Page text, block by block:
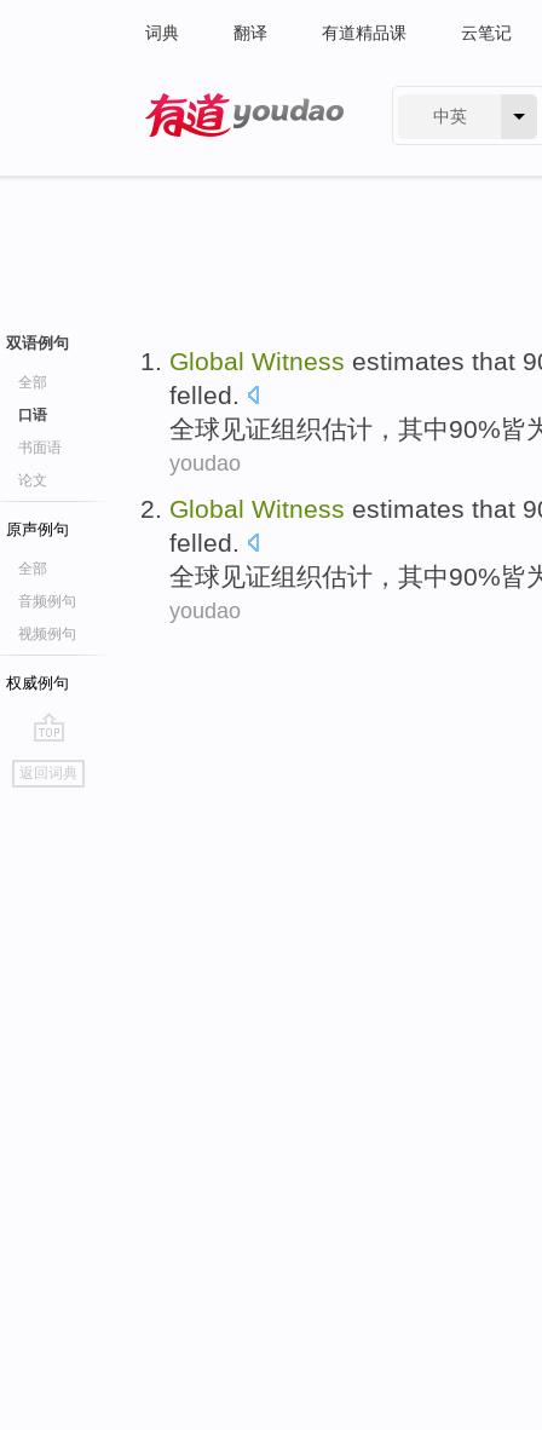
词典 翻译 有道精品课 云笔记
中英
双语例句
全部
口语
书面语
论文
原声例句
全部
音频例句
视频例句
权威例句
go
top
返回词典
Global Witness estimates that
felled.
全球 见证组织估计 ，其中90%皆
youdao
Global Witness estimates that
felled.
全球 见证组织估计 ，其中90%皆
youdao